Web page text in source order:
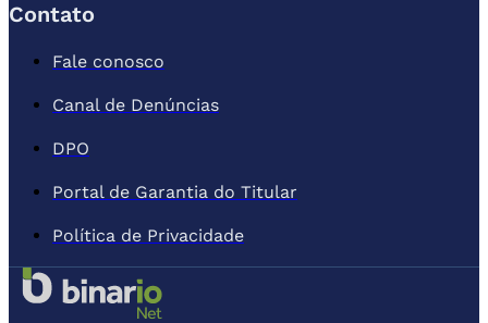
Contato
Fale conosco
Canal de Denúncias
DPO
Portal de Garantia do Titular
Política de Privacidade